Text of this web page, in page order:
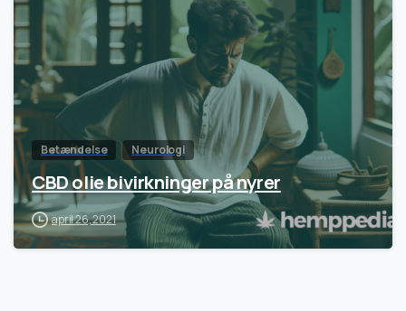
Betændelse Neurologi
CBD olie bivirkninger på nyrer
april 26, 2021